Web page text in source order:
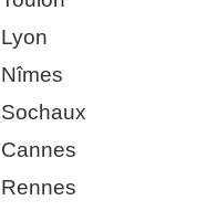
Lyon
Nîmes
Sochaux
Cannes
Rennes